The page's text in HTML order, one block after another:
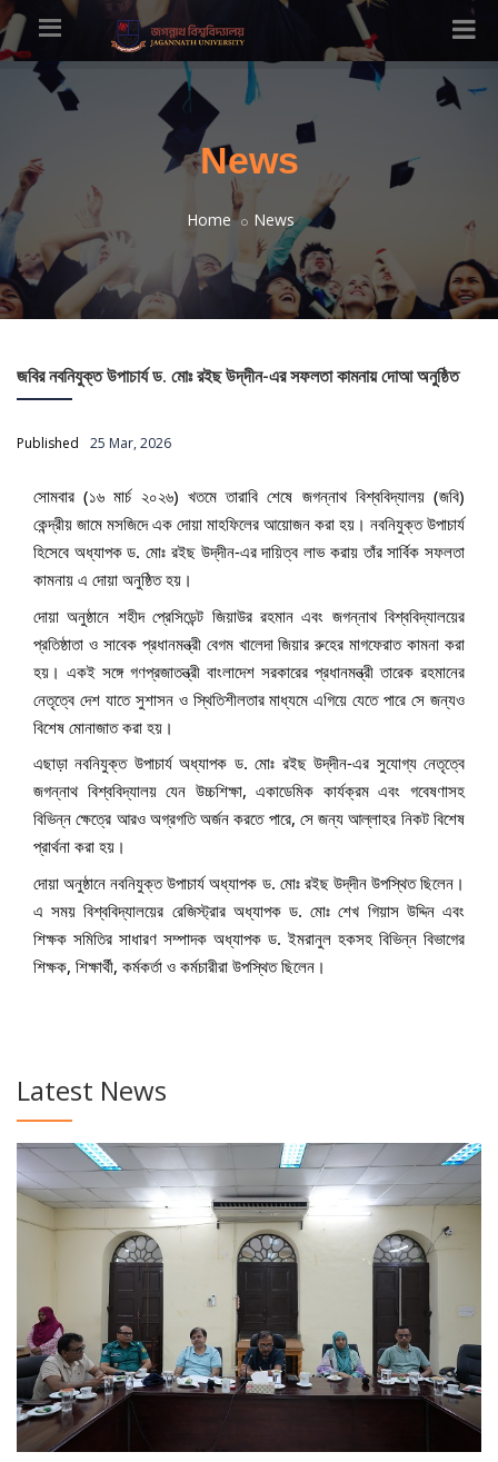
News
Home News
জবির নবনিযুক্ত উপাচার্য ড. মোঃ রইছ উদ্‌দীন-এর সফলতা কামনায় দোআ অনুষ্ঠিত
Published 25 Mar, 2026
সোমবার (১৬ মার্চ ২০২৬) খতমে তারাবি শেষে জগন্নাথ বিশ্ববিদ্যালয় (জবি)
কেন্দ্রীয় জামে মসজিদে এক দোয়া মাহফিলের আয়োজন করা হয়। নবনিযুক্ত উপাচার্য
হিসেবে অধ্যাপক ড. মোঃ রইছ উদ্‌দীন-এর দায়িত্ব লাভ করায় তাঁর সার্বিক সফলতা
কামনায় এ দোয়া অনুষ্ঠিত হয়।
দোয়া অনুষ্ঠানে শহীদ প্রেসিডেন্ট জিয়াউর রহমান এবং জগন্নাথ বিশ্ববিদ্যালয়ের
প্রতিষ্ঠাতা ও সাবেক প্রধানমন্ত্রী বেগম খালেদা জিয়ার রুহের মাগফেরাত কামনা করা
হয়। একই সঙ্গে গণপ্রজাতন্ত্রী বাংলাদেশ সরকারের প্রধানমন্ত্রী তারেক রহমানের
নেতৃত্বে দেশ যাতে সুশাসন ও স্থিতিশীলতার মাধ্যমে এগিয়ে যেতে পারে সে জন্যও
বিশেষ মোনাজাত করা হয়।
এছাড়া নবনিযুক্ত উপাচার্য অধ্যাপক ড. মোঃ রইছ উদ্‌দীন-এর সুযোগ্য নেতৃত্বে
জগন্নাথ বিশ্ববিদ্যালয় যেন উচ্চশিক্ষা, একাডেমিক কার্যক্রম এবং গবেষণাসহ
বিভিন্ন ক্ষেত্রে আরও অগ্রগতি অর্জন করতে পারে, সে জন্য আল্লাহর নিকট বিশেষ
প্রার্থনা করা হয়।
দোয়া অনুষ্ঠানে নবনিযুক্ত উপাচার্য অধ্যাপক ড. মোঃ রইছ উদ্‌দীন উপস্থিত ছিলেন।
এ সময় বিশ্ববিদ্যালয়ের রেজিস্ট্রার অধ্যাপক ড. মোঃ শেখ গিয়াস উদ্দিন এবং
শিক্ষক সমিতির সাধারণ সম্পাদক অধ্যাপক ড. ইমরানুল হকসহ বিভিন্ন বিভাগের
শিক্ষক, শিক্ষার্থী, কর্মকর্তা ও কর্মচারীরা উপস্থিত ছিলেন।
Latest News